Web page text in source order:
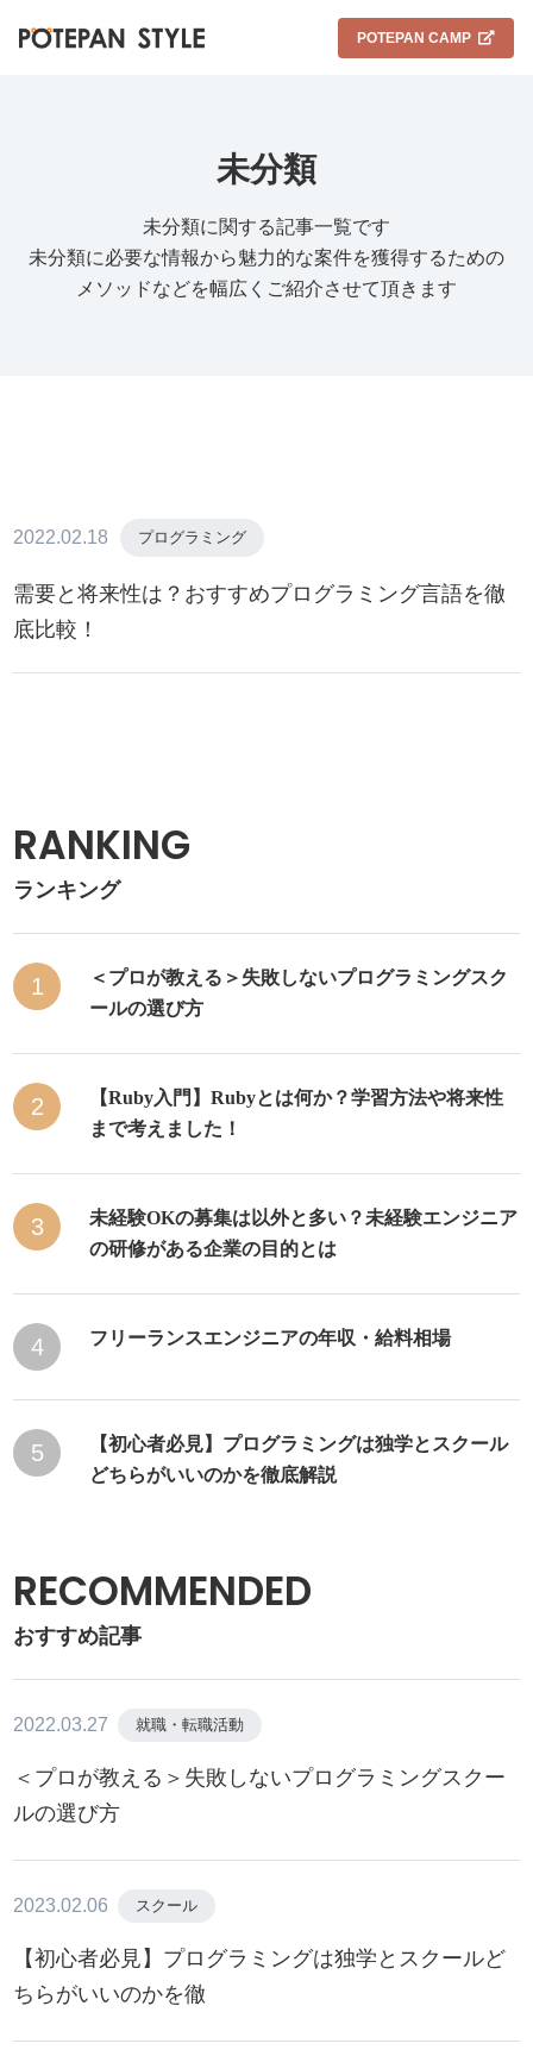
POTEPAN CAMP
未分類
未分類に関する記事一覧です
未分類に必要な情報から魅力的な案件を獲得するための
メソッドなどを幅広くご紹介させて頂きます
2022.02.18 プログラミング
需要と将来性は？おすすめプログラミング言語を徹
底比較！
RANKING
ランキング
1
＜プロが教える＞失敗しないプログラミングスク
ールの選び方
2
【Ruby入門】Rubyとは何か？学習方法や将来性
まで考えました！
3
未経験OKの募集は以外と多い？未経験エンジニア
の研修がある企業の目的とは
4 フリーランスエンジニアの年収・給料相場
5
【初心者必見】プログラミングは独学とスクール
どちらがいいのかを徹底解説
RECOMMENDED
おすすめ記事
2022.03.27 就職・転職活動
＜プロが教える＞失敗しないプログラミングスクー
ルの選び方
2023.02.06 スクール
【初心者必見】プログラミングは独学とスクールど
ちらがいいのかを徹